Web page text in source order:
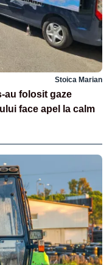
Stoica Marian
au folosit gaze
face apel la calm